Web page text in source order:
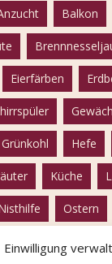
Einwilligung
Balkon
Eierfärben
Grünkohl Hefe
Küche
Ostern
Beete